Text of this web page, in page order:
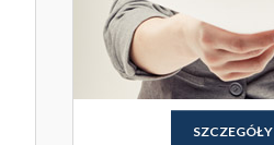
SZCZEGÓŁY